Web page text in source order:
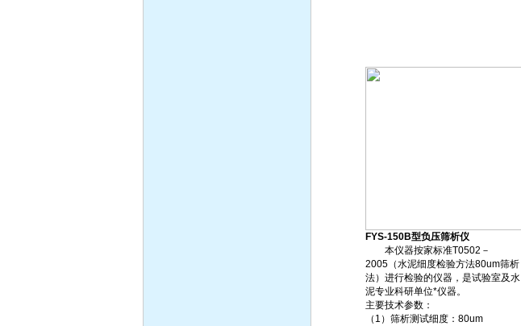
FYS-150B型负压筛析仪
本仪器按家标准T0502－
2005（水泥细度检验方法80um筛析
法）进行检验的仪器，是试验室及水
泥专业科研单位*仪器。
主要技术参数：
（1）筛析测试细度：80um